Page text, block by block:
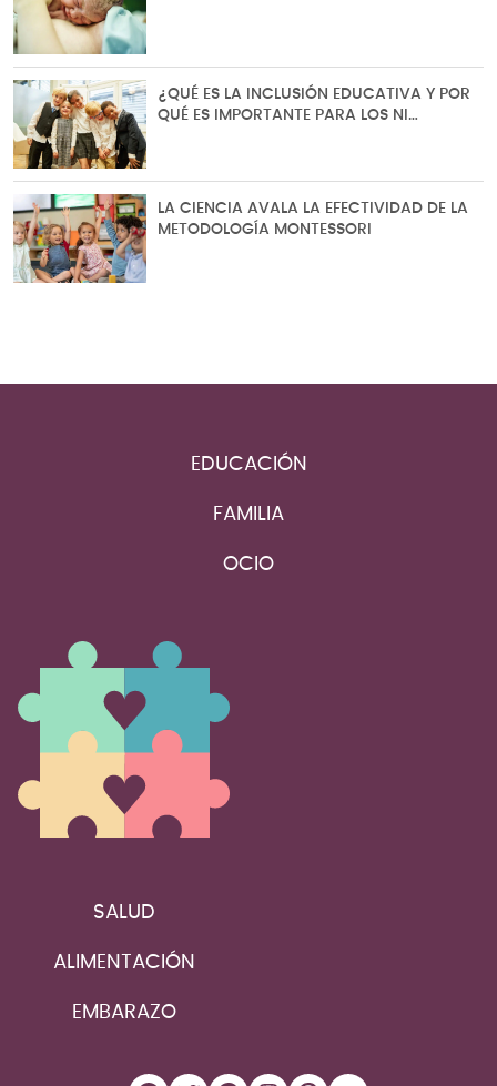
¿QUÉ ES LA INCLUSIÓN EDUCATIVA Y POR
QUÉ ES IMPORTANTE PARA LOS NI…
LA CIENCIA AVALA LA EFECTIVIDAD DE LA
METODOLOGÍA MONTESSORI
EDUCACIÓN
FAMILIA
OCIO
SALUD
ALIMENTACIÓN
EMBARAZO